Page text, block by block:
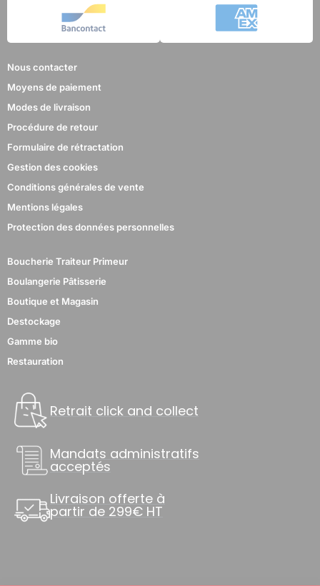
Nous contacter
Moyens de paiement
Modes de livraison
Procédure de retour
Formulaire de rétractation
Gestion des cookies
Conditions générales de vente
Mentions légales
Protection des données personnelles
Boucherie Traiteur Primeur
Boulangerie Pâtisserie
Boutique et Magasin
Destockage
Gamme bio
Restauration
Retrait click and collect
Mandats administratifs
acceptés
Livraison offerte à
partir de 299€ HT